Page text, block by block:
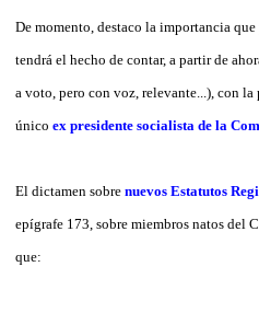
De momento, destaco la importancia
tendrá el hecho de contar, a partir de
a voto, pero con voz, relevante...), con la
único ex presidente socialista de la
El dictamen sobre nuevos Estatutos
epígrafe 173, sobre miembros natos del
que: